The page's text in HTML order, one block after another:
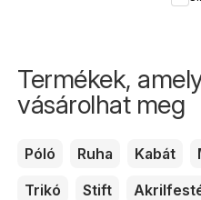
Termékek,
vásárolhat meg
Póló Ruha Kabát
Trikó
Stift